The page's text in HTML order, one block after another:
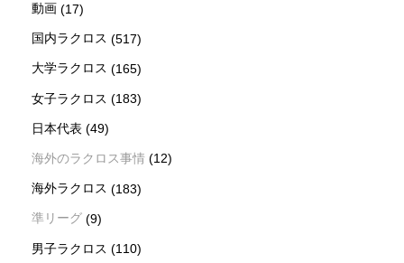
動画 (17)
国内ラクロス (517)
大学ラクロス (165)
女子ラクロス (183)
日本代表 (49)
海外のラクロス事情 (12)
海外ラクロス (183)
準リーグ (9)
男子ラクロス (110)